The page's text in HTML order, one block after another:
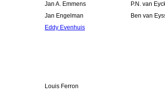
Jan A. Emmens
P.N. van
Jan Engelman
Ben van
Eddy Evenhuis
Louis Ferron